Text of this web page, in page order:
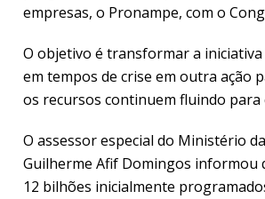
empresas, o Pronampe, com o
O objetivo é transformar a iniciativa
em tempos de crise em outra ação
os recursos continuem fluindo para
O assessor especial do Ministério
Guilherme Afif Domingos informou
12 bilhões inicialmente